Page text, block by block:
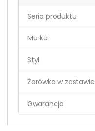
Seria produktu
Marka
Styl
Żarówka w zestawie
Gwarancja